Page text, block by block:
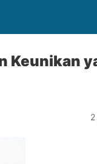
Keunikan